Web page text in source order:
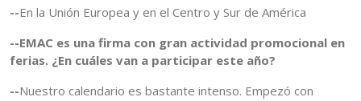
--En la Unión Europea y en el Centro y Sur de América
--EMAC es una firma con gran actividad promocional en
ferias. ¿En cuáles van a participar este año?
--Nuestro calendario es bastante intenso. Empezó con